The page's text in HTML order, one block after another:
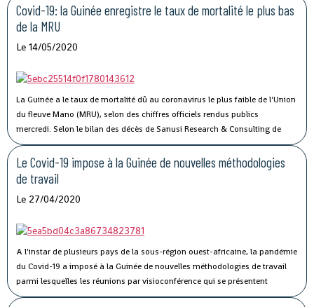
compétitivité du Port Autonome de Conakry ».« Le développement du port
sec de Kagbelen répond au double défi de la gestion optimale des espaces
livraison des véhicules. En complément des nouveaux portiques de parc
permettra l’amélioration des performances et la compétitivité du Port
Autonome de Conakry, », a déclaré Madame Traoré Tahirou Barry,
Directrice générale de Conakry Terminal.
Covid-19: la Guinée enregistre le taux de mortalité le plus bas
de la MRU
Le 14/05/2020
La Guinée a le taux de mortalité dû au coronavirus le plus faible de l'Union
du fleuve Mano (MRU), selon des chiffres officiels rendus publics
mercredi. Selon le bilan des décès de Sanusi Research & Consulting de
l’Union, qui regroupe la Côte d’Ivoire, la Guinée, le Libéria et la Sierra Leone,
73 personnes ont succombé au Covid-19.
Le Covid-19 impose à la Guinée de nouvelles méthodologies
de travail
Le 27/04/2020
A l'instar de plusieurs pays de la sous-région ouest-africaine, la pandémie
du Covid-19 a imposé à la Guinée de nouvelles méthodologies de travail
parmi lesquelles les réunions par visioconférence qui se présentent
comme un véritable défi technologique pour les autorités guinéennes.